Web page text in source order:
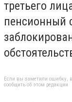
третьего
пенсионный
Если вы заметили ошибку,
сообщить об этом редакции